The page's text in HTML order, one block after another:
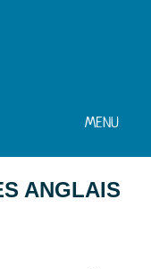
MENU
ANGLAIS